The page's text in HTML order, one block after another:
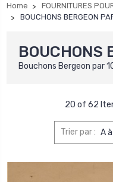
Home
FOURNITURES
BOUCHONS BERGEON
BOUCHONS
Bouchons Bergeon par
20 of 62
Trier par :